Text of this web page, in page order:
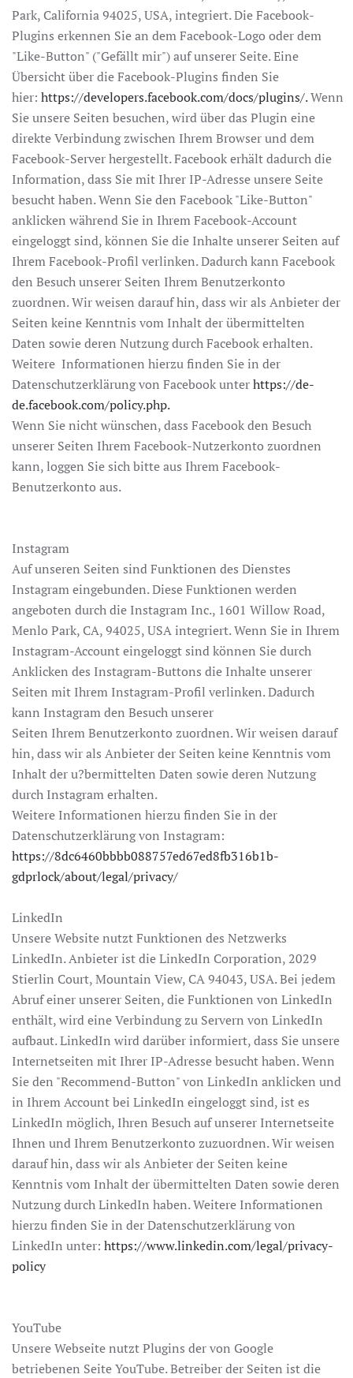
Park, California 94025, USA, integriert. Die Facebook-
Plugins erkennen Sie an dem Facebook-Logo oder dem
"Like-Button" ("Gefällt mir") auf unserer Seite. Eine
Übersicht über die Facebook-Plugins finden Sie
hier: https://developers.facebook.com/docs/plugins/.Wenn
Sie unsere Seiten besuchen, wird über das Plugin eine
direkte Verbindung zwischen Ihrem Browser und dem
Facebook-Server hergestellt. Facebook erhält dadurch die
Information, dass Sie mit Ihrer IP-Adresse unsere Seite
besucht haben. Wenn Sie den Facebook "Like-Button"
anklicken während Sie in Ihrem Facebook-Account
eingeloggt sind, können Sie die Inhalte unserer Seiten auf
Ihrem Facebook-Profil verlinken. Dadurch kann Facebook
den Besuch unserer Seiten Ihrem Benutzerkonto
zuordnen. Wir weisen darauf hin, dass wir als Anbieter der
Seiten keine Kenntnis vom Inhalt der übermittelten
Daten sowie deren Nutzung durch Facebook erhalten.
Weitere Informationen hierzu finden Sie in der
Datenschutzerklärung von Facebook unterhttps://de-
de.facebook.com/policy.php.
Wenn Sie nicht wünschen, dass Facebook den Besuch
unserer Seiten Ihrem Facebook-Nutzerkonto zuordnen
kann, loggen Sie sich bitte aus Ihrem Facebook-
Benutzerkonto aus.
Instagram
Auf unseren Seiten sind Funktionen des Dienstes
Instagram eingebunden. Diese Funktionen werden
angeboten durch die Instagram Inc., 1601 Willow Road,
Menlo Park, CA, 94025, USA integriert. Wenn Sie in Ihrem
Instagram-Account eingeloggt sind können Sie durch
Anklicken des Instagram-Buttons die Inhalte unserer
Seiten mit Ihrem Instagram-Profil verlinken. Dadurch
kann Instagram den Besuch unserer
Seiten Ihrem Benutzerkonto zuordnen. Wir weisen darauf
hin, dass wir als Anbieter der Seiten keine Kenntnis vom
Inhalt der u?bermittelten Daten sowie deren Nutzung
durch Instagram erhalten.
Weitere Informationen hierzu finden Sie in der
Datenschutzerklärung von Instagram:
https://8dc6460bbbb088757ed67ed8fb316b1b-
gdprlock/about/legal/privacy/
LinkedIn
Unsere Website nutzt Funktionen des Netzwerks
LinkedIn. Anbieter ist die LinkedIn Corporation, 2029
Stierlin Court, Mountain View, CA 94043, USA. Bei jedem
Abruf einer unserer Seiten, die Funktionen von LinkedIn
enthält, wird eine Verbindung zu Servern von LinkedIn
aufbaut. LinkedIn wird darüber informiert, dass Sie unsere
Internetseiten mit Ihrer IP-Adresse besucht haben. Wenn
Sie den "Recommend-Button" von LinkedIn anklicken und
in Ihrem Account bei LinkedIn eingeloggt sind, ist es
LinkedIn möglich, Ihren Besuch auf unserer Internetseite
Ihnen und Ihrem Benutzerkonto zuzuordnen. Wir weisen
darauf hin, dass wir als Anbieter der Seiten keine
Kenntnis vom Inhalt der übermittelten Daten sowie deren
Nutzung durch LinkedIn haben. Weitere Informationen
hierzu finden Sie in der Datenschutzerklärung von
LinkedIn unter: https://www.linkedin.com/legal/privacy-
policy
YouTube
Unsere Webseite nutzt Plugins der von Google
betriebenen Seite YouTube. Betreiber der Seiten ist die